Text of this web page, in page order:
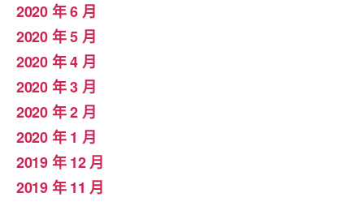
2020 年 6 月
2020 年 5 月
2020 年 4 月
2020 年 3 月
2020 年 2 月
2020 年 1 月
2019 年 12 月
2019 年 11 月